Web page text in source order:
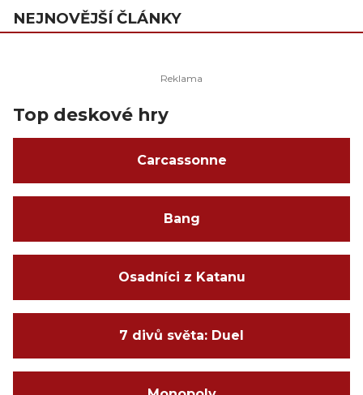
NEJNOVĚJŠÍ ČLÁNKY
Top deskové hry
Carcassonne
Bang
Osadníci z Katanu
7 divů světa: Duel